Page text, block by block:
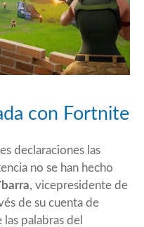
con Fortnite
declaraciones las
no se han hecho
, vicepresidente de
de su cuenta de
palabras del